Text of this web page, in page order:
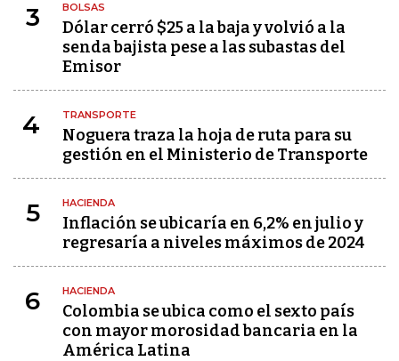
3 BOLSAS
Dólar cerró $25 a la baja y volvió a la
senda bajista pese a las subastas del
Emisor
4 TRANSPORTE
Noguera traza la hoja de ruta para su
gestión en el Ministerio de Transporte
5 HACIENDA
Inflación se ubicaría en 6,2% en julio y
regresaría a niveles máximos de 2024
6 HACIENDA
Colombia se ubica como el sexto país
con mayor morosidad bancaria en la
América Latina